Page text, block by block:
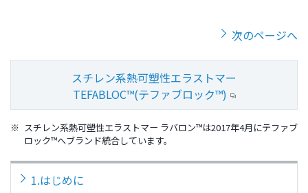
次のページへ
スチレン系熱可塑性エラストマー
TEFABLOC™(テファブロック™)
※ スチレン系熱可塑性エラストマー ラバロン™は2017年4月にテファブ
ロック™へブランド統合しています。
1.はじめに